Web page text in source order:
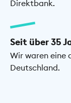
Direktbank.
Seit über 35
Wir waren eine
Deutschland.